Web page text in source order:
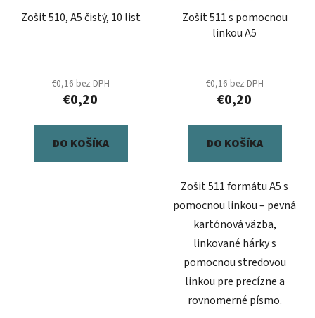
Zošit 510, A5 čistý, 10 list
€0,16 bez DPH
€0,20
DO KOŠÍKA
Zošit 511 s pomocnou
linkou A5
€0,16 bez DPH
€0,20
DO KOŠÍKA
Zošit 511 formátu A5 s
pomocnou linkou – pevná
kartónová väzba,
linkované hárky s
pomocnou stredovou
linkou pre precízne a
rovnomerné písmo.